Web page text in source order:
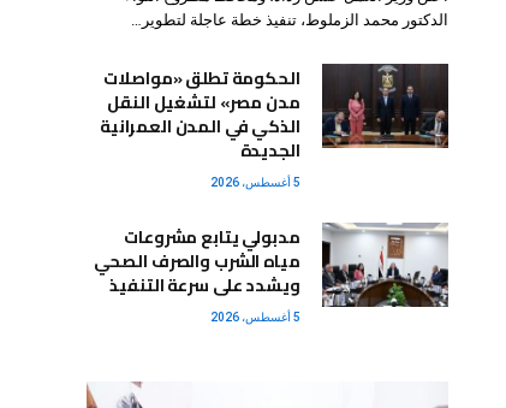
الدكتور محمد الزملوط، تنفيذ خطة عاجلة لتطوير…
الحكومة تطلق «مواصلات
مدن مصر» لتشغيل النقل
الذكي في المدن العمرانية
الجديدة
5 أغسطس، 2026
مدبولي يتابع مشروعات
مياه الشرب والصرف الصحي
ويشدد على سرعة التنفيذ
5 أغسطس، 2026